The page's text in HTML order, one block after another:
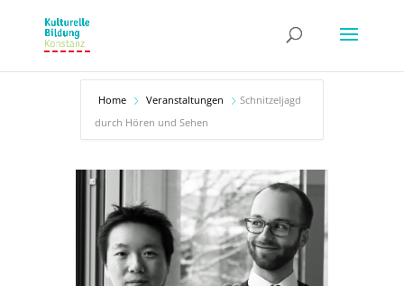
Home Veranstaltungen
Schnitzeljagd
durch Hören und Sehen